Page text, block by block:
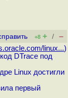
+8 + / –
linux...)
DTrace под
Linux достигли
первый